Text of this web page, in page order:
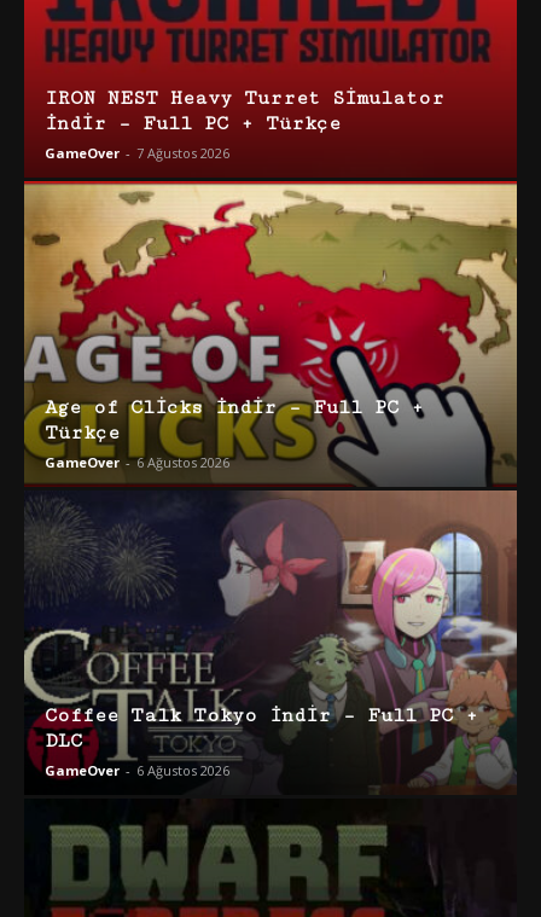
IRON NEST Heavy Turret Simulator
İndir – Full PC + Türkçe
GameOver - 7 Ağustos 2026
Age of Clicks İndir – Full PC +
Türkçe
GameOver - 6 Ağustos 2026
Coffee Talk Tokyo İndir – Full PC +
DLC
GameOver - 6 Ağustos 2026